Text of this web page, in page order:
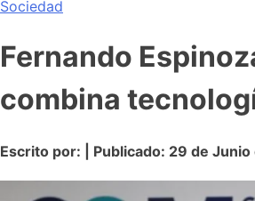
Sociedad
Fernando
combina
Escrito por: | Publicado: 29 de